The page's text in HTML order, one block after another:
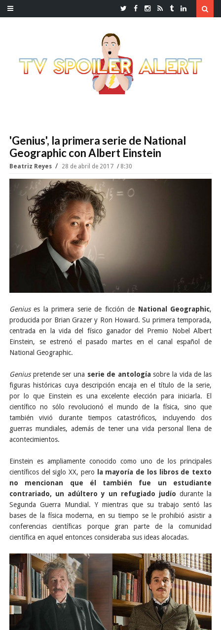
'Genius', la primera serie de National
Geographic con Albert Einstein
Beatriz Reyes 28 de abril de 2017 8:30
Geniuses la primera serie de ficción de National Geographic,
producida por Brian Grazer y Ron Howard. Su primera temporada,
centrada en la vida del físico ganador del Premio Nobel Albert
Einstein, se estrenó el pasado martes en el canal español de
National Geographic.
Genius pretende ser una serie de antologíasobre la vida de las
figuras históricas cuya descripción encaja en el título de la serie,
por lo que Einstein es una excelente elección para iniciarla. El
científico no sólo revolucionó el mundo de la física, sino que
también vivió durante tiempos catastróficos, incluyendo dos
guerras mundiales, además de tener una vida personal llena de
acontecimientos.
Einstein es ampliamente conocido como uno de los principales
científicos del siglo XX, pero
la mayoría de los libros de texto
no mencionan que él también fue un estudiante
contrariado, un adúltero y un refugiado judío durante la
Segunda Guerra Mundial. Y mientras que su trabajo sentó las
bases de la física moderna, en su tiempo se le prohibió asistir a
conferencias científicas porque gran parte de la comunidad
científica en aquel entonces consideraba sus ideas alocadas.